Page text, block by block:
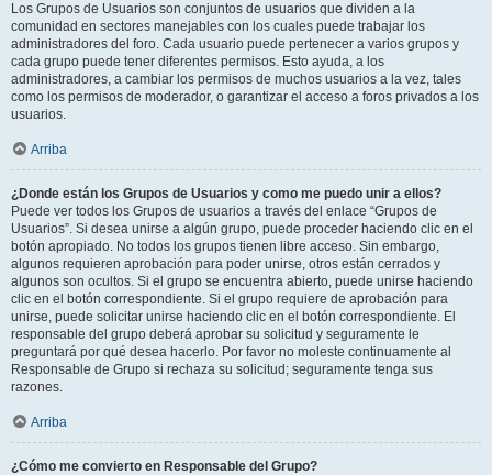
Los Grupos de Usuarios son conjuntos de usuarios que dividen a la
comunidad en sectores manejables con los cuales puede trabajar los
administradores del foro. Cada usuario puede pertenecer a varios grupos y
cada grupo puede tener diferentes permisos. Esto ayuda, a los
administradores, a cambiar los permisos de muchos usuarios a la vez, tales
como los permisos de moderador, o garantizar el acceso a foros privados a los
usuarios.
Arriba
¿Donde están los Grupos de Usuarios y como me puedo unir a ellos?
Puede ver todos los Grupos de usuarios a través del enlace “Grupos de
Usuarios”. Si desea unirse a algún grupo, puede proceder haciendo clic en el
botón apropiado. No todos los grupos tienen libre acceso. Sin embargo,
algunos requieren aprobación para poder unirse, otros están cerrados y
algunos son ocultos. Si el grupo se encuentra abierto, puede unirse haciendo
clic en el botón correspondiente. Si el grupo requiere de aprobación para
unirse, puede solicitar unirse haciendo clic en el botón correspondiente. El
responsable del grupo deberá aprobar su solicitud y seguramente le
preguntará por qué desea hacerlo. Por favor no moleste continuamente al
Responsable de Grupo si rechaza su solicitud; seguramente tenga sus
razones.
Arriba
¿Cómo me convierto en Responsable del Grupo?